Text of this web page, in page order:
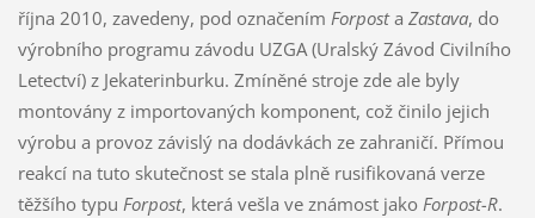
října 2010, zavedeny, pod označením Forposta Zastava, do
výrobního programu závodu UZGA (Uralský Závod Civilního
Letectví) z Jekaterinburku. Zmíněné stroje zde ale byly
montovány z importovaných komponent, což činilo jejich
výrobu a provoz závislý na dodávkách ze zahraničí. Přímou
reakcí na tuto skutečnost se stala plně rusifikovaná verze
těžšího typu Forpost, která vešla ve známost jako Forpost-R.